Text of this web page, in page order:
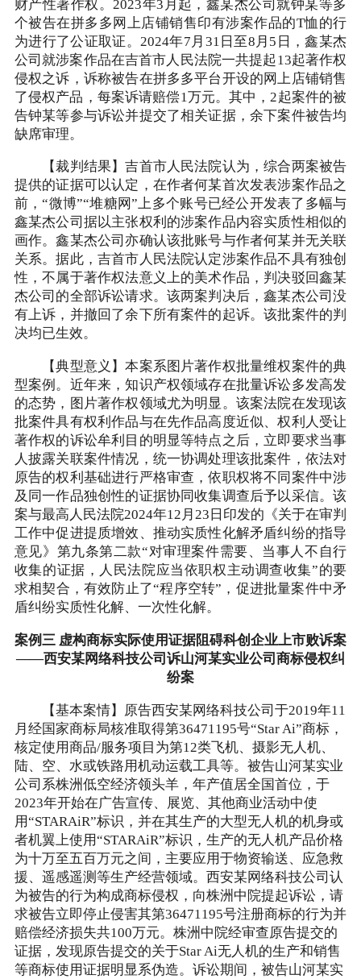
财产性著作权。2023年3月起，鑫某杰公司就钟某等多
个被告在拼多多网上店铺销售印有涉案作品的T恤的行
为进行了公证取证。2024年7月31日至8月5日，鑫某杰
公司就涉案作品在吉首市人民法院一共提起13起著作权
侵权之诉，诉称被告在拼多多平台开设的网上店铺销售
了侵权产品，每案诉请赔偿1万元。其中，2起案件的被
告钟某等参与诉讼并提交了相关证据，余下案件被告均
缺席审理。
【裁判结果】吉首市人民法院认为，综合两案被告
提供的证据可以认定，在作者何某首次发表涉案作品之
前，“微博”“堆糖网”上多个账号已经公开发表了多幅与
鑫某杰公司据以主张权利的涉案作品内容实质性相似的
画作。鑫某杰公司亦确认该批账号与作者何某并无关联
关系。据此，吉首市人民法院认定涉案作品不具有独创
性，不属于著作权法意义上的美术作品，判决驳回鑫某
杰公司的全部诉讼请求。该两案判决后，鑫某杰公司没
有上诉，并撤回了余下所有案件的起诉。该批案件的判
决均已生效。
【典型意义】本案系图片著作权批量维权案件的典
型案例。近年来，知识产权领域存在批量诉讼多发高发
的态势，图片著作权领域尤为明显。该案法院在发现该
批案件具有权利作品与在先作品高度近似、权利人受让
著作权的诉讼牟利目的明显等特点之后，立即要求当事
人披露关联案件情况，统一协调处理该批案件，依法对
原告的权利基础进行严格审查，依职权将不同案件中涉
及同一作品独创性的证据协同收集调查后予以采信。该
案与最高人民法院2024年12月23日印发的《关于在审判
工作中促进提质增效、推动实质性化解矛盾纠纷的指导
意见》第九条第二款“对审理案件需要、当事人不自行
收集的证据，人民法院应当依职权主动调查收集”的要
求相契合，有效防止了“程序空转”，促进批量案件中矛
盾纠纷实质性化解、一次性化解。
案例三 虚构商标实际使用证据阻碍科创企业上市败诉案
——西安某网络科技公司诉山河某实业公司商标侵权纠
纷案
【基本案情】原告西安某网络科技公司于2019年11
月经国家商标局核准取得第36471195号“Star Ai”商标，
核定使用商品/服务项目为第12类飞机、摄影无人机、
陆、空、水或铁路用机动运载工具等。被告山河某实业
公司系株洲低空经济领头羊，年产值居全国首位，于
2023年开始在广告宣传、展览、其他商业活动中使
用“STARAiR”标识，并在其生产的大型无人机的机身或
者机翼上使用“STARAiR”标识，生产的无人机产品价格
为十万至五百万元之间，主要应用于物资输送、应急救
援、遥感遥测等生产经营领域。西安某网络科技公司认
为被告的行为构成商标侵权，向株洲中院提起诉讼，请
求被告立即停止侵害其第36471195号注册商标的行为并
赔偿经济损失共100万元。株洲中院经审查原告提交的
证据，发现原告提交的关于Star Ai无人机的生产和销售
等商标使用证据明显系伪造。诉讼期间，被告山河某实